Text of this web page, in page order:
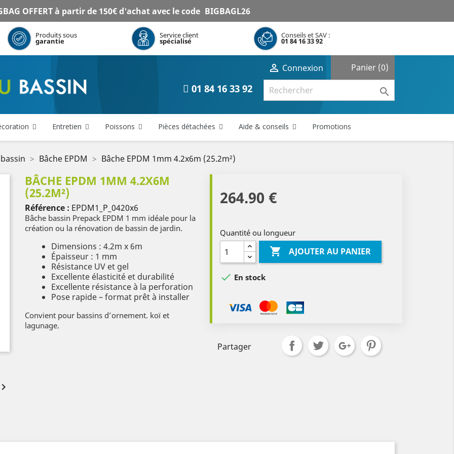
OFFERT à partir de 150€ d'achat avec le code BIGBAGL26
Produits sous
garantie
Service client
spécialisé
Conseils et SAV :
01 84 16 33 92
 Connexion Panier (0)
01 84 16 33 92 
Entretien Poissons Pièces détachées Aide & conseils Promotions
Bâche EPDM Bâche EPDM 1mm 4.2x6m (25.2m²)
BÂCHE EPDM 1MM 4.2X6M
(25.2M²)
Référence : EPDM1_P_0420x6
Bâche bassin Prepack EPDM 1 mm idéale pour la
création ou la rénovation de bassin de jardin.
Dimensions : 4.2m x 6m
Épaisseur : 1 mm
Résistance UV et gel
Excellente élasticité et durabilité
Excellente résistance à la perforation
Pose rapide – format prêt à installer
Convient pour bassins d’ornement. koï et
lagunage.
264.90 €
Quantité ou longueur
 AJOUTER AU PANIER
 En stock
Partager